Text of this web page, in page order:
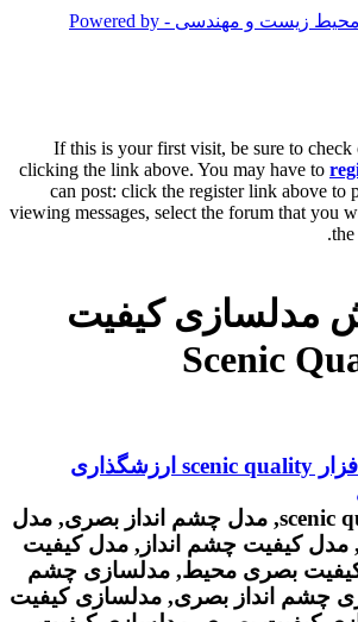
If this is your first visit, be sure to check
clicking the link above. You may have to
can post: click the register link above to
viewing messages, select the forum that you
مدلسازی کیفیت
آموزش نرم افزار scenic quality ارزشگذاری